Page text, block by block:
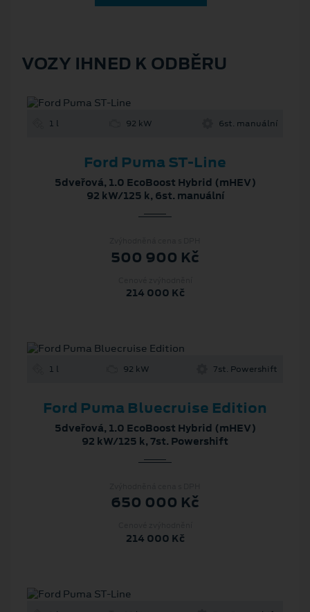
VOZY IHNED K ODBĚRU
1 l 92 kW 6st. manuální
Ford Puma ST-Line
5dveřová, 1.0 EcoBoost Hybrid (mHEV)
92 kW/125 k, 6st. manuální
500 900 Kč
214 000 Kč
1 l 92 kW 7st. Powershift
Ford Puma Bluecruise Edition
5dveřová, 1.0 EcoBoost Hybrid (mHEV)
92 kW/125 k, 7st. Powershift
650 000 Kč
214 000 Kč